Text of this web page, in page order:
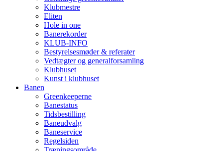
Klubmestre
Eliten
Hole in one
Banerekorder
KLUB-INFO
Bestyrelsesmøder & referater
Vedtægter og generalforsamling
Klubhuset
Kunst i klubhuset
Banen
Greenkeeperne
Banestatus
Tidsbestilling
Baneudvalg
Baneservice
Regelsiden